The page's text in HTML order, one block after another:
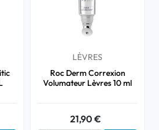
LÈVRES
Roc Derm Correxion
Volumateur Lèvres 10 ml
21,90 €